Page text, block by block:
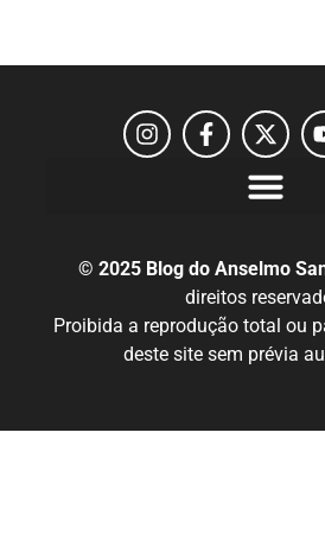
© 2025 Blog do Anselmo
direitos
Proibida a reprodução total ou
deste site sem prévia